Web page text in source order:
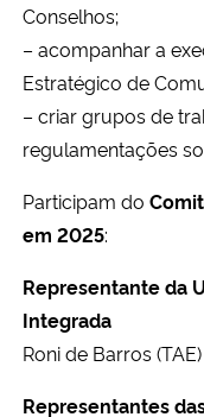
Conselhos;
– acompanhar a
Estratégico de
– criar grupos de
regulamentações
Participam do
em 2025:
Representante da
Integrada
Roni de Barros (TAE)
Representantes